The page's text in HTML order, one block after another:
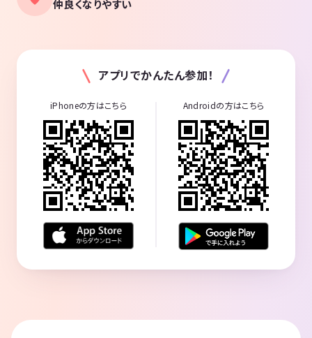
仲良くなりやすい
アプリでかんたん参加！
iPhoneの方はこちら Androidの方はこちら